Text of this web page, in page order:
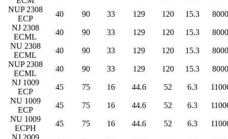
NUP 2308
ECP
40 90 33 129 120 15.3
8000
NJ 2308
ECML
40 90 33 129 120 15.3
8000
NU 2308
ECML
40 90 33 129 120 15.3
8000
NUP 2308
ECML
40 90 33 129 120 15.3
8000
NJ 1009
ECP
45 75 16 44.6 52 6.3
NU 1009
ECP
45 75 16 44.6 52 6.3
NU 1009
ECPH
45 75 16 44.6 52 6.3